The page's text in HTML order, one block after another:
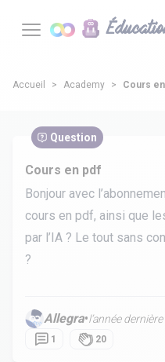
Accueil Academy Cours
Question
Cours en pdf
Bonjour avec
cours en pdf, ainsi que
par l’IA ? Le tout sans
?
Allegra•l’année dernière
1 20